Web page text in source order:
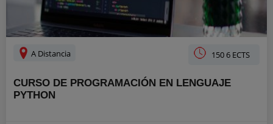
A Distancia 150 6 ECTS
CURSO DE PROGRAMACIÓN EN LENGUAJE
PYTHON